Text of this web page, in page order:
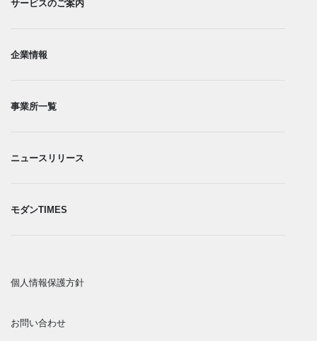
サービスのご案内
企業情報
事業所一覧​
ニュースリリース
モダンTIMES
個人情報保護方針​
お問い合わせ​